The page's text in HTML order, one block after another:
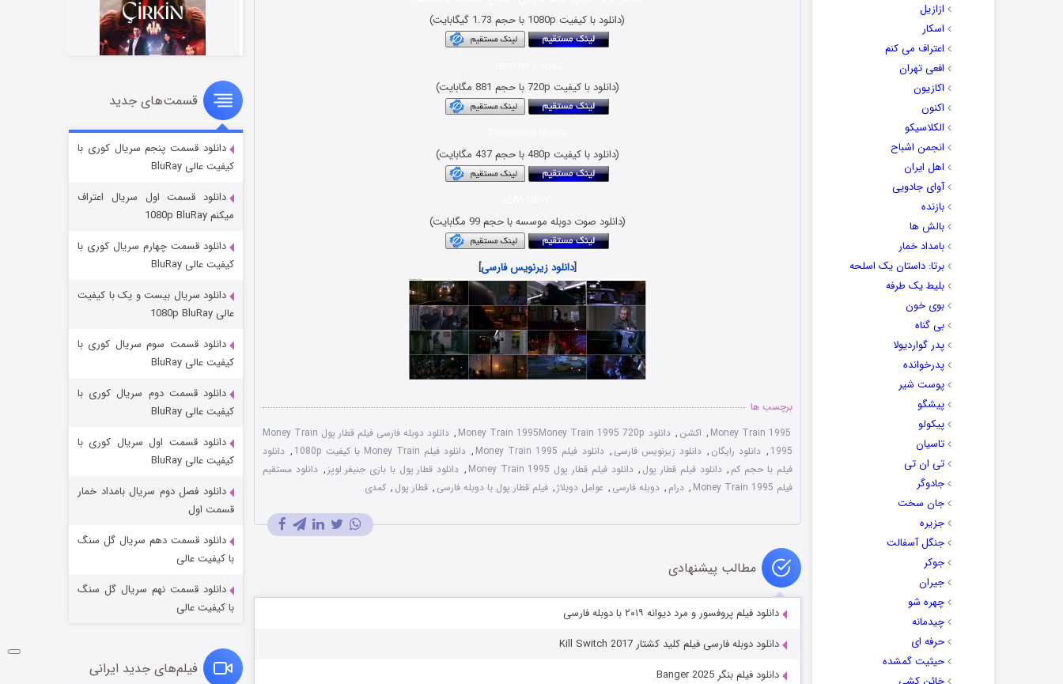
ازازیل
اسکار
اعتراف می کنم
افعی تهران
اکازیون
اکنون
الکلاسیکو
انجمن اشباح
اهل ایران
آوای جادویی
بازنده
بالش ها
بامداد خمار
برتا: داستان یک اسلحه
بلیط یک‌‌ طرفه
بوی خون
بی گناه
پدر گواردیولا
پدرخوانده
پوست شیر
پیشگو
پیکولو
تاسیان
تی ان تی
جادوگر
جان سخت
جزیره
جنگل آسفالت
جوکر
جیران
چهره شو
چیدمانه
حرفه ای
حیثیت گمشده
(دانلود با کیفیت 1080p با حجم 1.73 گیگابایت)
(دانلود با کیفیت 720p با حجم 881 مگابایت)
(دانلود با کیفیت 480p با حجم 437 مگابایت)
(دانلود صوت دوبله موسسه با حجم 99 مگابایت)
[دانلود زیرنویس فارسی]
برچسب ها
Money Train 1995
, اکشن , دانلود Money Train 1995Money Train 1995 720p ,
دانلود دوبله فارسی فیلم قطار پول Money Train
1995
, دانلود رایگان , دانلود زیرنویس فارسی , دانلود فیلم Money Train 1995 , دانلود فیلم Money Train با کیفیت 1080p , دانلود
فیلم با حجم کم , دانلود فیلم قطار پول , دانلود فیلم قطار پول Money Train 1995 , دانلود قطار پول با بازی جنیفر لوپز , دانلود مستقیم
فیلم Money Train 1995
, درام , دوبله فارسی , عوامل دوبلاژ, فیلم قطار پول با دوبله فارسی , قطار پول , کمدی
مطالب پیشنهادی
دانلود فیلم پروفسور و مرد دیوانه ۲۰۱۹ با دوبله فارسی
دانلود دوبله فارسی فیلم کلید کشتار Kill Switch 2017
دانلود فیلم بنگر Banger 2025
سریال زشت
قسمت۲ (زیرنویس) منتشر شد
مردگان متحرک: شهر مرده ۳
شکست استوارت در نجات جهان
قسمت ۷ (زیرنویس) منتشر شد
قسمت‌های جدید
دانلود قسمت پنجم سریال کوری با
کیفیت عالی BluRay
دانلود قسمت اول سریال اعتراف
میکنم 1080p BluRay
دانلود قسمت چهارم سریال کوری با
کیفیت عالی BluRay
دانلود سریال بیست و یک با کیفیت
عالی 1080p BluRay
دانلود قسمت سوم سریال کوری با
کیفیت عالی BluRay
دانلود قسمت دوم سریال کوری با
کیفیت عالی BluRay
دانلود قسمت اول سریال کوری با
کیفیت عالی BluRay
دانلود فصل دوم سریال بامداد خمار
قسمت اول
دانلود قسمت دهم سریال گل سنگ
با کیفیت عالی
دانلود قسمت نهم سریال گل سنگ
با کیفیت عالی
فیلم‌های جدید ایرانی